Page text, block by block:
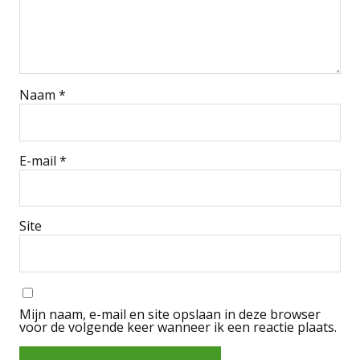
Naam *
E-mail *
Site
Mijn naam, e-mail en site opslaan in deze browser
voor de volgende keer wanneer ik een reactie plaats.